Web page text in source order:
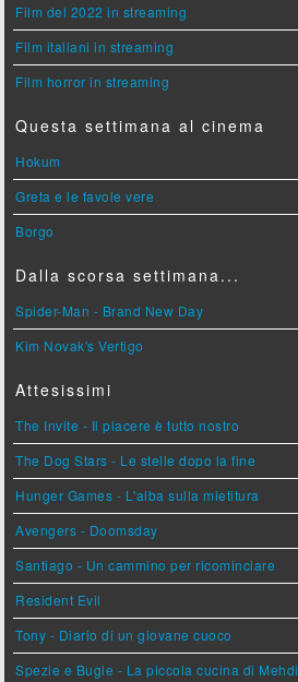
Film del 2022 in streaming
Film italiani in streaming
Film horror in streaming
Questa settimana al cinema
Hokum
Greta e le favole vere
Borgo
Dalla scorsa settimana...
Spider-Man - Brand New Day
Kim Novak's Vertigo
Attesissimi
The Invite - Il piacere è tutto nostro
The Dog Stars - Le stelle dopo la fine
Hunger Games - L'alba sulla mietitura
Avengers - Doomsday
Santiago - Un cammino per ricominciare
Resident Evil
Tony - Diario di un giovane cuoco
Spezie e Bugie - La piccola cucina di Mehdi